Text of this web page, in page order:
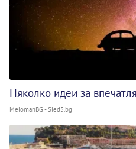
Няколко идеи за
MelomanBG - Sled5.bg